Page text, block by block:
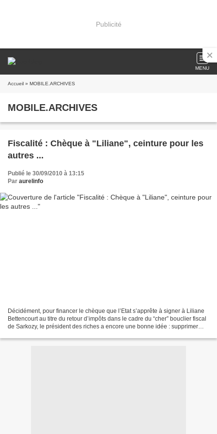
Publicité
MENU
Accueil » MOBILE.ARCHIVES
MOBILE.ARCHIVES
Fiscalité : Chèque à "Liliane", ceinture pour les
autres ...
Publié le 30/09/2010 à 13:15
Par aurelinfo
Décidément, pour financer le chèque que l’Etat s’apprête à signer à Liliane
Bettencourt au titre du retour d’impôts dans le cadre du “cher” bouclier fiscal
de Sarkozy, le président des riches a encore une bonne idée : supprimer